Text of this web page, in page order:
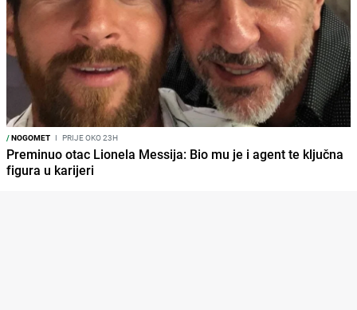
/NOGOMET I PRIJE OKO 23H
Preminuo otac Lionela Messija: Bio mu je i agent te ključna
figura u karijeri